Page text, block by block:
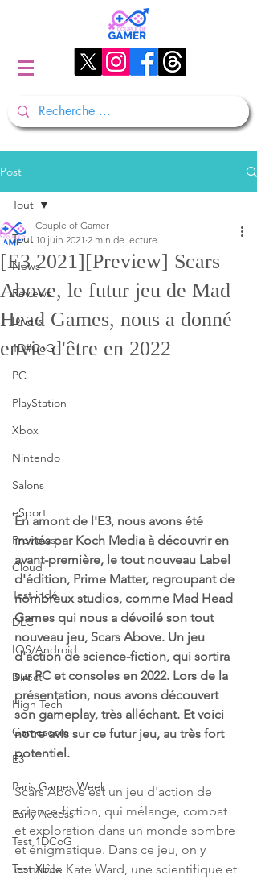
Post
Tout
News
Reviews
Divers
1D#CoG
PC
PlayStation
Xbox
Nintendo
Salons
eSport
Previews
Cloud
Test indé
DLC
IOS/Android
Direct
High Tech
Gamescom
E3
Paris Games Week
Early Access
Test 1DCoG
Test Xbox
Tout
[E3 2021][Preview] Scars
Above, le futur jeu de Mad
Head Games, nous a donné
envie d'être en 2022
Couple of Gamer
10 juin 2021 2 min de lecture
En amont de l'E3, nous avons été
invités par Koch Media à découvrir en
avant-première, le tout nouveau Label
d'édition, Prime Matter, regroupant de
nombreux studios, comme Mad Head
Games qui nous a dévoilé son tout
nouveau jeu, Scars Above. Un jeu
d'action de science-fiction, qui sortira
sur PC et consoles en 2022. Lors de la
présentation, nous avons découvert
son gameplay, très alléchant. Et voici
notre avis sur ce futur jeu, au très fort
potentiel.
Scars Above est un jeu d'action de
science-fiction, qui mélange, combat
et exploration dans un monde sombre
et énigmatique. Dans ce jeu, on y
contrôle Kate Ward, une scientifique et